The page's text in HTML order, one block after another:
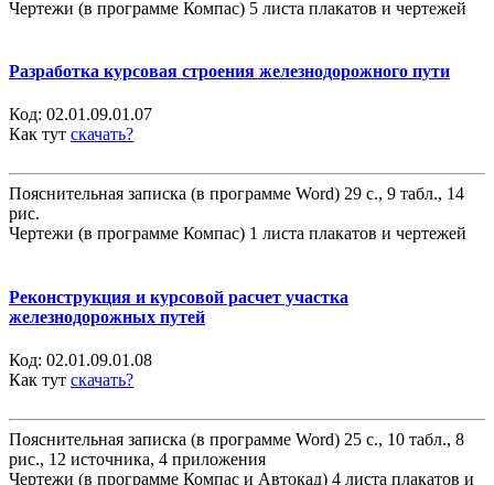
Чертежи (в программе Компас) 5 листа плакатов и чертежей
Разработка курсовая строения железнодорожного пути
Код: 02.01.09.01.07
Как тут скачать?
Пояснительная записка (в программе Word) 29 с., 9 табл., 14
рис.
Чертежи (в программе Компас) 1 листа плакатов и чертежей
Реконструкция и курсовой расчет участка
железнодорожных путей
Код: 02.01.09.01.08
Как тут скачать?
Пояснительная записка (в программе Word) 25 с., 10 табл., 8
рис., 12 источника, 4 приложения
Чертежи (в программе Компас и Автокад) 4 листа плакатов и